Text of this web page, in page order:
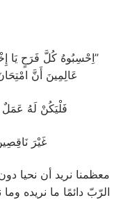
”اِحْسِبُوهُ كُلَّ فَرَحٍ يَا
عَالِمِينَ أَنَّ
فَلْيَكُنْ لَهُ عَمَلٌ
غَيْرَ
معظمنا نريد أن نحيا
الرّبّ دائمًا ما نريده وما